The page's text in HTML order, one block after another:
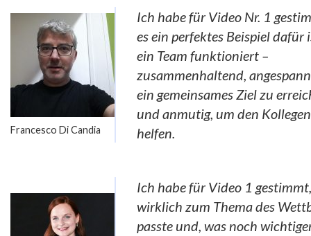
Francesco Di Candia
Ich habe für Video Nr. 1
es ein perfektes Beispiel dafür
ein Team funktioniert –
zusammenhaltend,
ein gemeinsames Ziel zu
und anmutig, um den
helfen.
Ich habe für Video 1
wirklich zum Thema des
passte und, was noch